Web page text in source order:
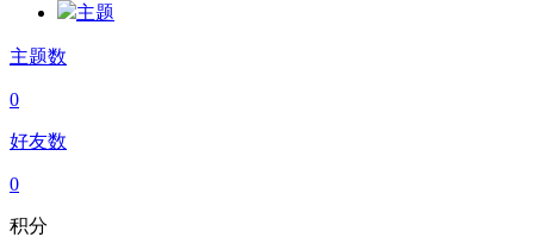
主题
主题数
0
好友数
0
积分